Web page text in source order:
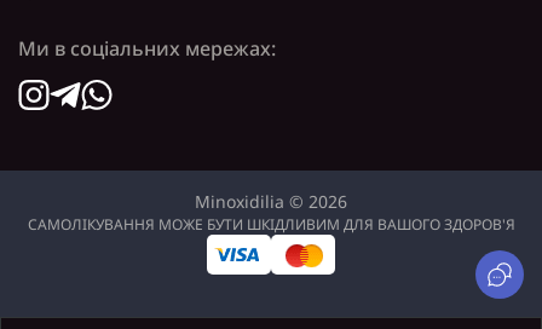
Ми в соціальних мережах:
Minoxidilia © 2026
САМОЛІКУВАННЯ МОЖЕ БУТИ ШКІДЛИВИМ ДЛЯ ВАШОГО ЗДОРОВ'Я